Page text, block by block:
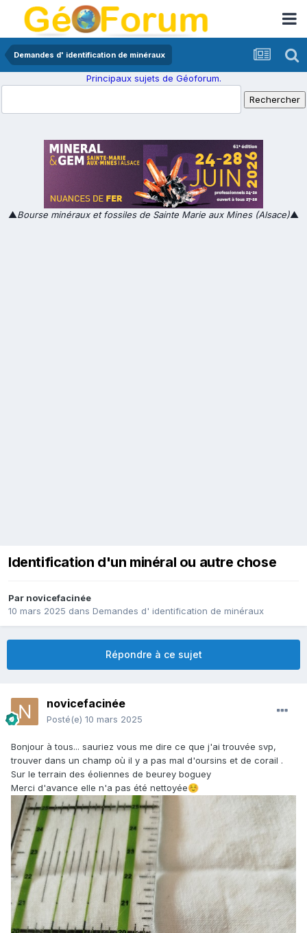
Demandes d' identification de minéraux
Principaux sujets de Géoforum.
▲Bourse minéraux et fossiles de Sainte Marie aux Mines (Alsace)▲
Identification d'un minéral ou autre chose
Par novicefacinée
10 mars 2025 dans Demandes d' identification de minéraux
Répondre à ce sujet
novicefacinée
Posté(e) 10 mars 2025
Bonjour à tous... sauriez vous me dire ce que j'ai trouvée svp,
trouver dans un champ où il y a pas mal d'oursins et de corail .
Sur le terrain des éoliennes de beurey boguey
Merci d'avance elle n'a pas été nettoyée☺️